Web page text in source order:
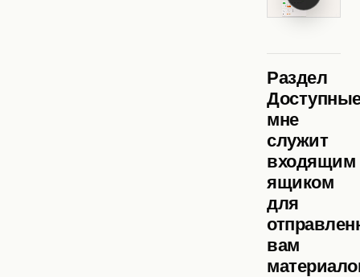
Раздел
мне
служит
входящим
ящиком
для
вам